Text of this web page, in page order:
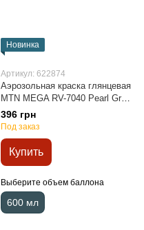
Новинка
Артикул: 622874
Аэрозольная краска глянцевая
MTN MEGA RV-7040 Pearl Grey,
EX0167040, 600 мл
396 грн
Под заказ
Купить
Выберите объем баллона
600 мл